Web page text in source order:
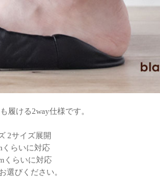
履ける2way仕様です。
2サイズ展開
くらいに対応
くらいに対応
選びください。